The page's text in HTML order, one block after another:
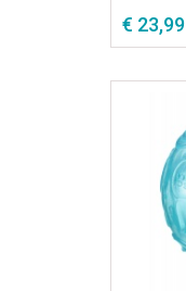
€ 23,99